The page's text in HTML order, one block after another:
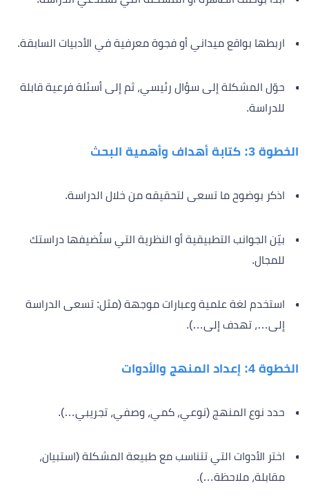
اربطها بواقع ميداني أو فجوة معرفية في الأدبيات السابقة.
حوّل المشكلة إلى سؤال رئيسي، ثم إلى أسئلة فرعية قابلة
للدراسة.
الخطوة 3: كتابة أهداف وأهمية البحث
اذكر بوضوح ما تسعى لتحقيقه من خلال الدراسة.
بيّن الجوانب التطبيقية أو النظرية التي ستُضيفها دراستك
للمجال.
استخدم لغة علمية وعبارات موجهة (مثل: تسعى الدراسة
إلى…، تهدف إلى…).
الخطوة 4: إعداد المنهج والأدوات
حدد نوع المنهج (نوعي، كمي، وصفي، تجريبي…).
اختر الأدوات التي تتناسب مع طبيعة المشكلة (استبيان،
مقابلة، ملاحظة…).